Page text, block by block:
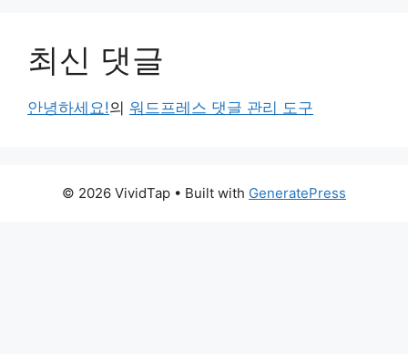
최신 댓글
안녕하세요!의 워드프레스 댓글 관리 도구
© 2026 VividTap • Built with GeneratePress